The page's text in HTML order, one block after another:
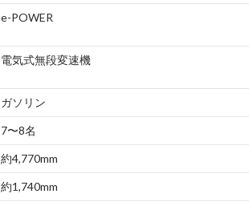
e-POWER
電気式無段変速機
ガソリン
7〜8名
約4,770mm
約1,740mm